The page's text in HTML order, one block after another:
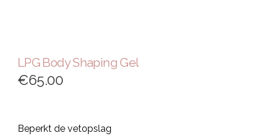
LPG Body Shaping Gel
€65.00
Beperkt de vetopslag